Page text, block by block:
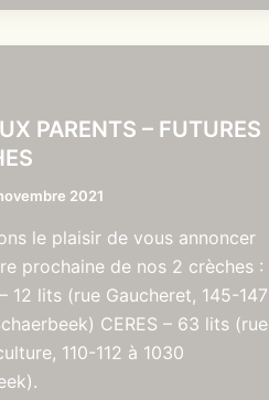
PARENTS – FUTURES
2021
le plaisir de vous annoncer
prochaine de nos 2 crèches :
12 lits (rue Gaucheret, 145-147
CERES – 63 lits (rue
110-112 à 1030